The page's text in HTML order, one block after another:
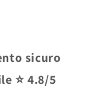
sicuro
⭐ 4.8/5